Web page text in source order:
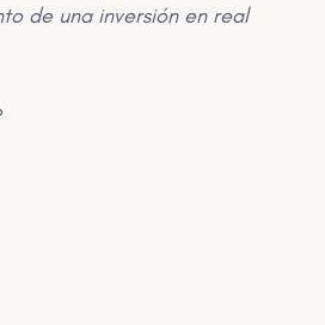
de una inversión en real